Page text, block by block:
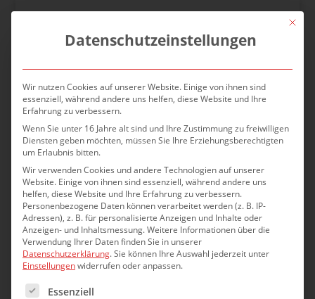
Energetische Sanierung des
Gebäudes Fam. Mertelsmann
Das Gebäude wurde einer kompletten
Mit
Datenschutzeinstellungen
Wir nutzen Cookies auf unserer Website. Einige von ihnen sind
essenziell, während andere uns helfen, diese Website und Ihre
Erfahrung zu verbessern.
Wenn Sie unter 16 Jahre alt sind und Ihre Zustimmung zu freiwilligen
Diensten geben möchten, müssen Sie Ihre Erziehungsberechtigten
um Erlaubnis bitten.
Wir verwenden Cookies und andere Technologien auf unserer
Website. Einige von ihnen sind essenziell, während andere uns
helfen, diese Website und Ihre Erfahrung zu verbessern.
Personenbezogene Daten können verarbeitet werden (z. B. IP-
Adressen), z. B. für personalisierte Anzeigen und Inhalte oder
Anzeigen- und Inhaltsmessung.Weitere Informationen über die
Verwendung Ihrer Daten finden Sie in unserer
Datenschutzerklärung.Sie können Ihre Auswahl jederzeit unter
Einstellungenwiderrufen oder anpassen.
Es folgt eine Liste der Service-Gruppen, für die eine
Essenziell